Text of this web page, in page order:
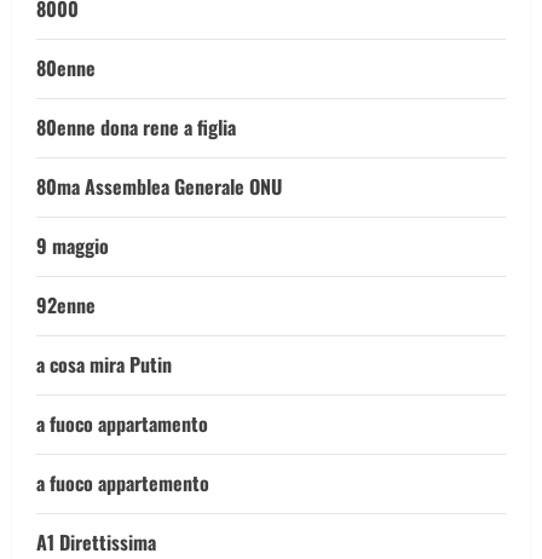
8000
80enne
80enne dona rene a figlia
80ma Assemblea Generale ONU
9 maggio
92enne
a cosa mira Putin
a fuoco appartamento
a fuoco appartemento
A1 Direttissima